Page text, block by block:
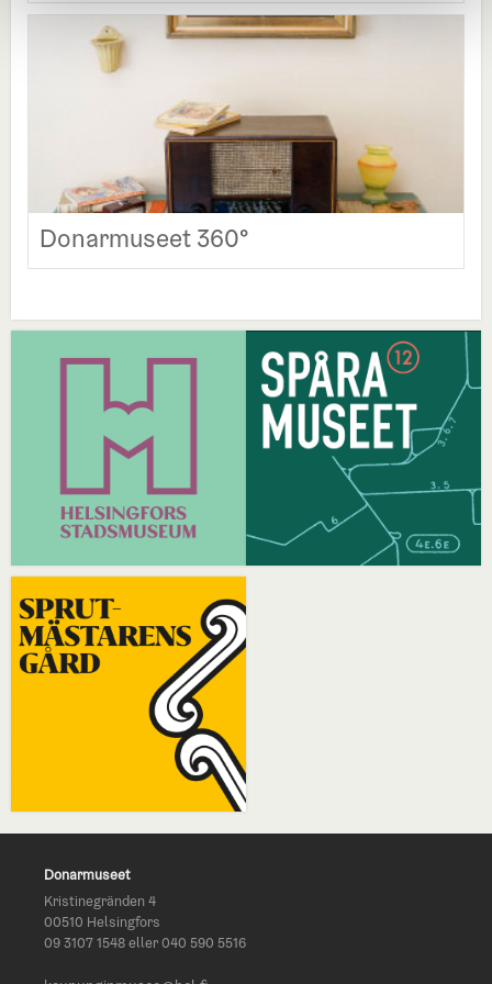
Donarmuseet 360°
Donarmuseet
Kristinegränden 4
00510 Helsingfors
09 3107 1548 eller 040 590 5516